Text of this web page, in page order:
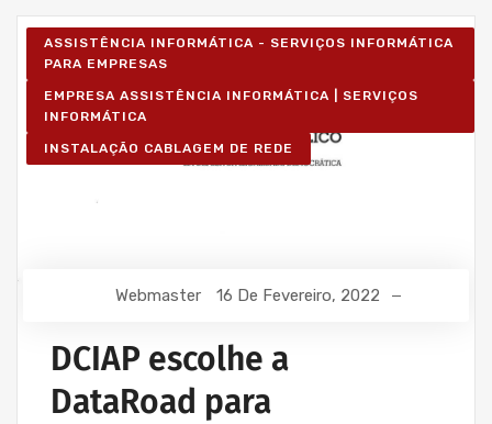
ASSISTÊNCIA INFORMÁTICA - SERVIÇOS INFORMÁTICA
PARA EMPRESAS
EMPRESA ASSISTÊNCIA INFORMÁTICA | SERVIÇOS
INFORMÁTICA
INSTALAÇÃO CABLAGEM DE REDE
Webmaster 16 De Fevereiro, 2022
DCIAP escolhe a
DataRoad para